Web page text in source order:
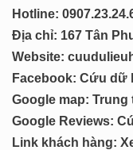
Hotline: 0
Địa chỉ: 167 Tân
Website:
Facebook: Cứu dữ
Google map: Trung
Google Reviews:
Link khách hàng: